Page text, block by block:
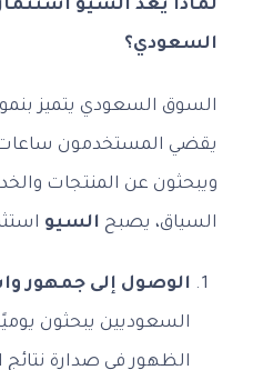
لماذا يُعد السيو
السعودي؟
السوق السعودي يتميز
يقضي المستخدمون ساعات
ويبحثون عن المنتجات
السياق، يصبح السيو
الوصول إلى جمهور
السعوديين يبحثون
الظهور في صدارة